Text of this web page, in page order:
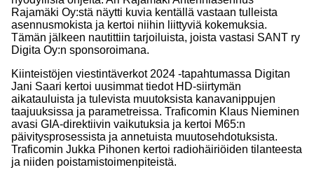
Rajamäki Oy:stä näytti kuvia kentällä vastaan tulleista
asennusmokista ja kertoi niihin liittyviä kokemuksia.
Tämän jälkeen nautittiin tarjoiluista, joista vastasi SANT ry
Digita Oy:n sponsoroimana.
Kiinteistöjen viestintäverkot 2024 -tapahtumassa Digitan
Jani Saari kertoi uusimmat tiedot HD-siirtymän
aikatauluista ja tulevista muutoksista kanavanippujen
taajuuksissa ja parametreissa. Traficomin Klaus Nieminen
avasi GIA-direktiivin vaikutuksia ja kertoi M65:n
päivitysprosessista ja annetuista muutosehdotuksista.
Traficomin Jukka Pihonen kertoi radiohäiriöiden tilanteesta
ja niiden poistamistoimenpiteistä.